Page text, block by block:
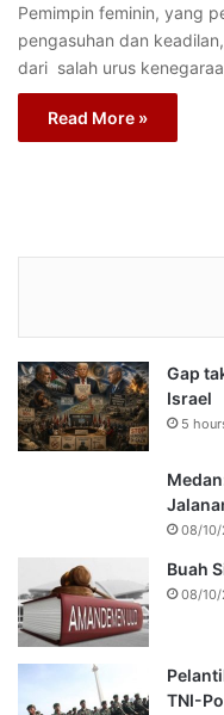
Pemimpin feminin, yang
pengasuhan dan
dari salah urus
Read More »
Gap
Israel
5
08/10/
Buah
08/10/
TNI-